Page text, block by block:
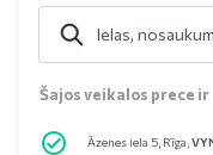
Šajos veikalos prece ir
Āzenes iela 5, Rīga,